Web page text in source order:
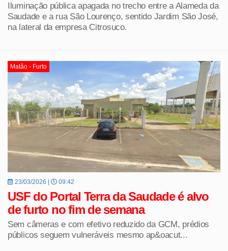
Iluminação pública apagada no trecho entre a Alameda da
Saudade e a rua São Lourenço, sentido Jardim São José,
na lateral da empresa Citrosuco.
Matão - Furto
23/03/2026 | 09:42
USF do Portal Terra da Saudade é alvo
de furto no fim de semana
Sem câmeras e com efetivo reduzido da GCM, prédios
públicos seguem vulneráveis mesmo ap&oacut...